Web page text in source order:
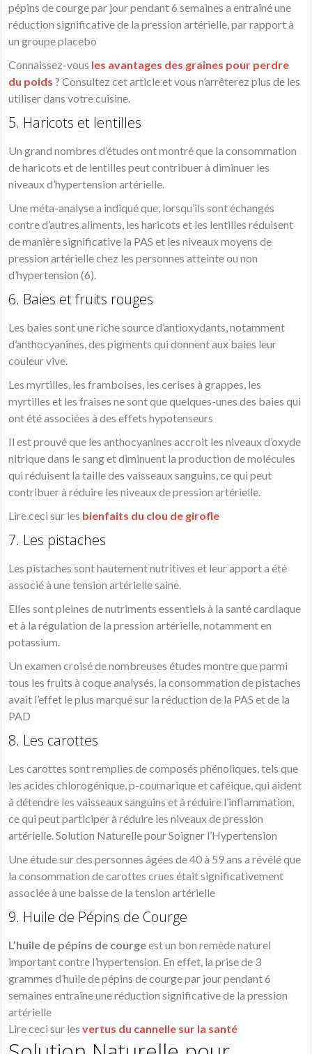
pépins de courge par jour pendant 6 semaines a entraîné une
réduction significative de la pression artérielle, par rapport à
un groupe placebo
Connaissez-vous les avantages des graines pour perdre
du poids ? Consultez cet article et vous n’arrêterez plus de les
utiliser dans votre cuisine.
5. Haricots et lentilles
Un grand nombres d’études ont montré que la consommation
de haricots et de lentilles peut contribuer à diminuer les
niveaux d’hypertension artérielle.
Une méta-analyse a indiqué que, lorsqu’ils sont échangés
contre d’autres aliments, les haricots et les lentilles réduisent
de manière significative la PAS et les niveaux moyens de
pression artérielle chez les personnes atteinte ou non
d’hypertension (6).
6. Baies et fruits rouges
Les baies sont une riche source d’antioxydants, notamment
d’anthocyanines, des pigments qui donnent aux baies leur
couleur vive.
Les myrtilles, les framboises, les cerises à grappes, les
myrtilles et les fraises ne sont que quelques-unes des baies qui
ont été associées à des effets hypotenseurs
Il est prouvé que les anthocyanines accroit les niveaux d’oxyde
nitrique dans le sang et diminuent la production de molécules
qui réduisent la taille des vaisseaux sanguins, ce qui peut
contribuer à réduire les niveaux de pression artérielle.
Lire ceci sur les bienfaits du clou de girofle
7. Les pistaches
Les pistaches sont hautement nutritives et leur apport a été
associé à une tension artérielle saine.
Elles sont pleines de nutriments essentiels à la santé cardiaque
et à la régulation de la pression artérielle, notamment en
potassium.
Un examen croisé de nombreuses études montre que parmi
tous les fruits à coque analysés, la consommation de pistaches
avait l’effet le plus marqué sur la réduction de la PAS et de la
PAD
8. Les carottes
Les carottes sont remplies de composés phénoliques, tels que
les acides chlorogénique, p-coumarique et caféique, qui aident
à détendre les vaisseaux sanguins et à réduire l’inflammation,
ce qui peut participer à réduire les niveaux de pression
artérielle. Solution Naturelle pour Soigner l’Hypertension
Une étude sur des personnes âgées de 40 à 59 ans a révélé que
la consommation de carottes crues était significativement
associée à une baisse de la tension artérielle
9. Huile de Pépins de Courge
L’huile de pépins de courgeest un bon remède naturel
important contre l’hypertension. En effet, la prise de 3
grammes d’huile de pépins de courge par jour pendant 6
semaines entraîne une réduction significative de la pression
artérielle
Lire ceci sur lesvertus du cannelle sur la santé